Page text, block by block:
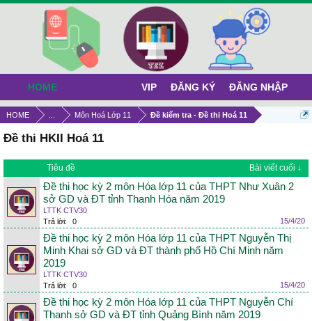
HOME Môn Hoá Lớp 11 Đề kiểm tra - Đề thi Hoá 11
Đề thi HKII Hoá 11
Tiêu đề Bài viết cuối ↓
Đề thi học kỳ 2 môn Hóa lớp 11 của THPT Như Xuân 2
sở GD và ĐT tỉnh Thanh Hóa năm 2019
LTTK CTV30
Trả lời:
0 15/4/20
Đề thi học kỳ 2 môn Hóa lớp 11 của THPT Nguyễn Thị
Minh Khai sở GD và ĐT thành phố Hồ Chí Minh năm
2019
LTTK CTV30
Trả lời:
0 15/4/20
Đề thi học kỳ 2 môn Hóa lớp 11 của THPT Nguyễn Chí
Thanh sở GD và ĐT tỉnh Quảng Bình năm 2019
HOME VIP ĐĂNG KÝ ĐĂNG NHẬP